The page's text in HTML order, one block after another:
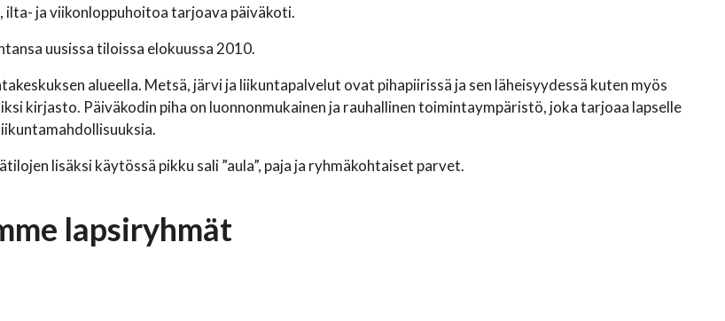
ja viikonloppuhoitoa tarjoava päiväkoti.
uusissa tiloissa elokuussa 2010.
alueella. Metsä, järvi ja liikuntapalvelut ovat pihapiirissä ja sen läheisyydessä kuten myös
kirjasto. Päiväkodin piha on luonnonmukainen ja rauhallinen toimintaympäristö, joka tarjoaa lapselle
lisäksi käytössä pikku sali ”aula”, paja ja ryhmäkohtaiset parvet.
lapsiryhmät